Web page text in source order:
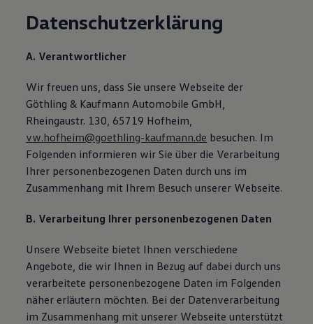
Datenschutzerklärung
A. Verantwortlicher
Wir freuen uns, dass Sie unsere Webseite der
Göthling & Kaufmann Automobile GmbH,
Rheingaustr. 130, 65719 Hofheim,
vw.hofheim@goethling-kaufmann.de besuchen. Im
Folgenden informieren wir Sie über die Verarbeitung
Ihrer personenbezogenen Daten durch uns im
Zusammenhang mit Ihrem Besuch unserer Webseite.
B. Verarbeitung Ihrer personenbezogenen Daten
Unsere Webseite bietet Ihnen verschiedene
Angebote, die wir Ihnen in Bezug auf dabei durch uns
verarbeitete personenbezogene Daten im Folgenden
näher erläutern möchten. Bei der Datenverarbeitung
im Zusammenhang mit unserer Webseite unterstützt